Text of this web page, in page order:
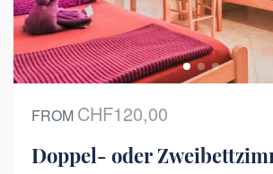
FROM CHF120,00
Doppel- oder